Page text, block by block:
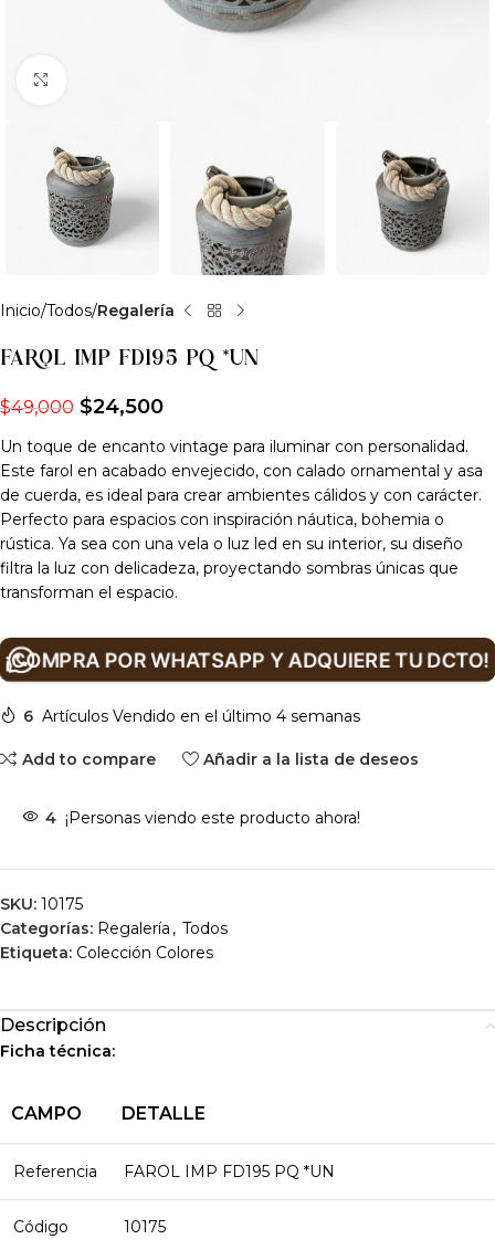
Inicio Todos Regalería
FAROL IMP FD195 PQ *UN
$49,000 $24,500
Un toque de encanto vintage para iluminar con personalidad.
Este farol en acabado envejecido, con calado ornamental y asa
de cuerda, es ideal para crear ambientes cálidos y con carácter.
Perfecto para espacios con inspiración náutica, bohemia o
rústica. Ya sea con una vela o luz led en su interior, su diseño
filtra la luz con delicadeza, proyectando sombras únicas que
transforman el espacio.
¡COMPRA POR WHATSAPP Y ADQUIERE TU DCTO!
6 Artículos Vendido en el último 4 semanas
Add to compare Añadir a la lista de deseos
4 ¡Personas viendo este producto ahora!
SKU: 10175
Categorías: Regalería , Todos
Etiqueta: Colección Colores
Descripción
Ficha técnica:
CAMPO DETALLE
Referencia FAROL IMP FD195 PQ *UN
Código 10175